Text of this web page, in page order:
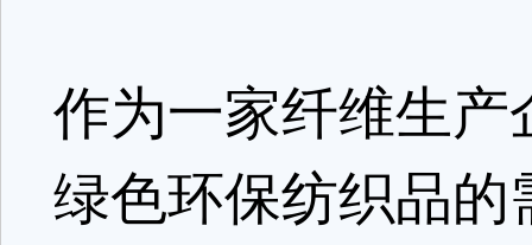
作为一家纤维生
绿色环保纺织品